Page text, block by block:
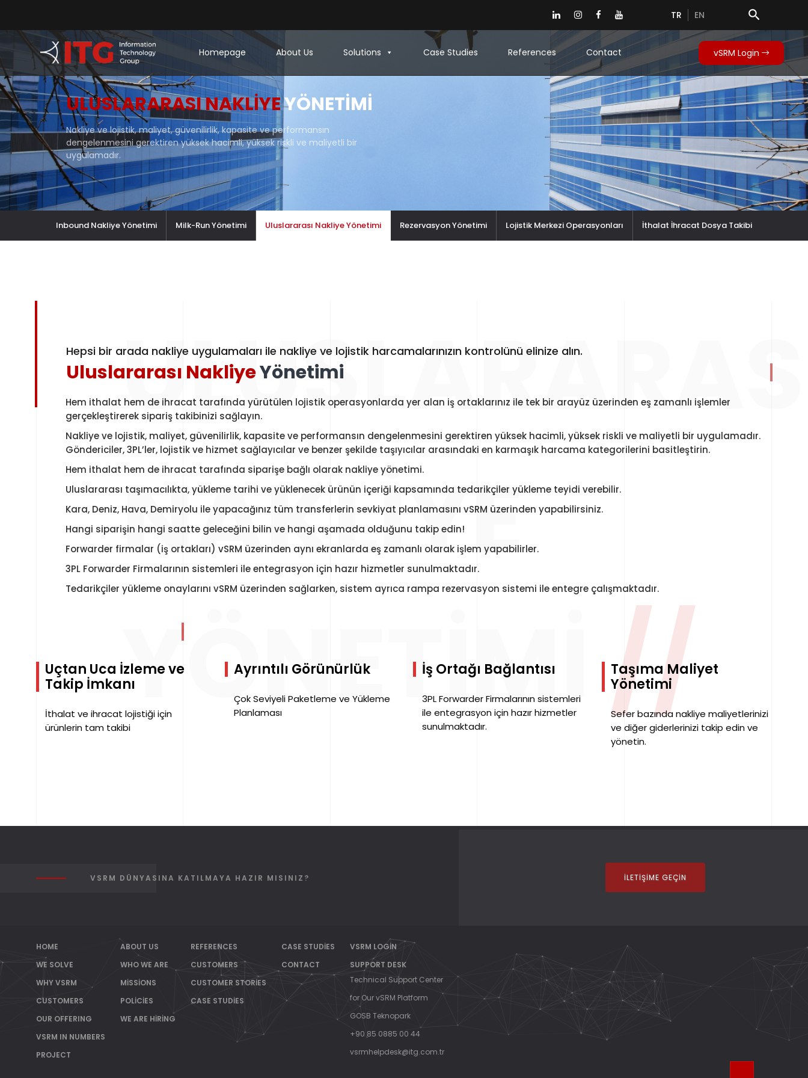
TR EN search
Homepage About Us Solutions Case Studies References Contact vSRM Login
ULUSLARARASI NAKLIYEYÖNETIMI
Nakliye ve lojistik, maliyet, güvenilirlik, kapasite ve performansın
dengelenmesini gerektiren yüksek hacimli, yüksek riskli ve maliyetli bir
uygulamadır.
Inbound Nakliye Yönetimi Milk-Run Yönetimi Uluslararası Nakliye Yönetimi Rezervasyon Yönetimi Lojistik Merkezi Operasyonları İthalat İhracat Dosya Takibi
NAKLIYE
YÖNETIMI//
Hepsi bir arada nakliye uygulamaları ile nakliye ve lojistik harcamalarınızın kontrolünü elinize alın.
Uluslararası NakliyeYönetimi
Hem ithalat hem de ihracat tarafında yürütülen lojistik operasyonlarda yer alan iş ortaklarınız ile tek bir arayüz üzerinden eş zamanlı işlemler
gerçekleştirerek sipariş takibinizi sağlayın.
Nakliye ve lojistik, maliyet, güvenilirlik, kapasite ve performansın dengelenmesini gerektiren yüksek hacimli, yüksek riskli ve maliyetli bir uygulamadır.
Göndericiler, 3PL’ler, lojistik ve hizmet sağlayıcılar ve benzer şekilde taşıyıcılar arasındaki en karmaşık harcama kategorilerini basitleştirin.
Hem ithalat hem de ihracat tarafında siparişe bağlı olarak nakliye yönetimi.
Uluslararası taşımacılıkta, yükleme tarihi ve yüklenecek ürünün içeriği kapsamında tedarikçiler yükleme teyidi verebilir.
Kara, Deniz, Hava, Demiryolu ile yapacağınız tüm transferlerin sevkiyat planlamasını vSRM üzerinden yapabilirsiniz.
Hangi siparişin hangi saatte geleceğini bilin ve hangi aşamada olduğunu takip edin!
Forwarder firmalar (iş ortakları) vSRM üzerinden aynı ekranlarda eş zamanlı olarak işlem yapabilirler.
3PL Forwarder Firmalarının sistemleri ile entegrasyon için hazır hizmetler sunulmaktadır.
Tedarikçiler yükleme onaylarını vSRM üzerinden sağlarken, sistem ayrıca rampa rezervasyon sistemi ile entegre çalışmaktadır.
Uçtan Uca İzleme ve
Takip İmkanı
İthalat ve ihracat lojistiği için
ürünlerin tam takibi
Ayrıntılı Görünürlük
Çok Seviyeli Paketleme ve Yükleme
Planlaması
İş Ortağı Bağlantısı
3PL Forwarder Firmalarının sistemleri
ile entegrasyon için hazır hizmetler
sunulmaktadır.
Taşıma Maliyet
Yönetimi
Sefer bazında nakliye maliyetlerinizi
ve diğer giderlerinizi takip edin ve
yönetin.
VSRM DÜNYASINA KATILMAYA HAZIR MISINIZ? İLETIŞIME GEÇIN
HOME
WE SOLVE
WHY VSRM
CUSTOMERS
OUR OFFERING
VSRM IN NUMBERS
PROJECT
ABOUT US
WHO WE ARE
MISSIONS
POLICIES
WE ARE HIRING
REFERENCES
CUSTOMERS
CUSTOMER STORIES
CASE STUDIES
CASE STUDIES
CONTACT
VSRM LOGIN
SUPPORT DESK
Technical Support Center
for Our vSRM Platform
GOSB Teknopark
+90 85 0885 00 44
vsrmhelpdesk@itg.com.tr